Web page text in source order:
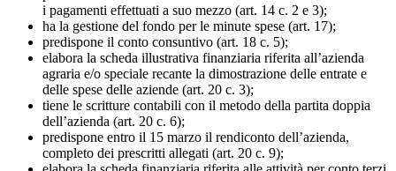
i pagamenti effettuati a suo mezzo (art. 14 c. 2 e 3);
ha la gestione del fondo per le minute spese (art. 17);
predispone il conto consuntivo (art. 18 c. 5);
elabora la scheda illustrativa finanziaria riferita all’azienda
agraria e/o speciale recante la dimostrazione delle entrate e
delle spese delle aziende (art. 20 c. 3);
tiene le scritture contabili con il metodo della partita doppia
dell’azienda (art. 20 c. 6);
predispone entro il 15 marzo il rendiconto dell’azienda,
completo dei prescritti allegati (art. 20 c. 9);